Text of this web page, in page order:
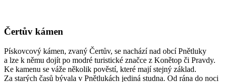
Čertův kámen
Pískovcový kámen, zvaný Čertův, se nachází nad obcí Pnětluky
a lze k němu dojít po modré turistické značce z Konětop či Pravdy.
Ke kamenu se váže několik pověstí, které mají stejný základ.
Za starých časů bývala v Pnětlukách jediná studna. Od rána do noci